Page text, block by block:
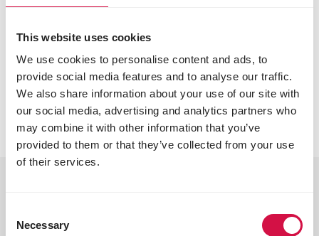
This website uses cookies
We use cookies to personalise content and ads, to
provide social media features and to analyse our traffic.
We also share information about your use of our site with
our social media, advertising and analytics partners who
may combine it with other information that you’ve
provided to them or that they’ve collected from your use
of their services.
Selection
Necessary